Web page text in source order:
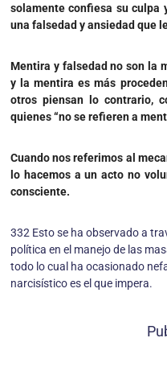
solamente confiesa su culpa
una falsedad y ansiedad que
Mentira y falsedad no son la
y la mentira es más
otros piensan lo contrario,
quienes “no se refieren a
Cuando nos referimos al
lo hacemos a un acto no
consciente.
332 Esto se ha observado a
política en el manejo de las
todo lo cual ha ocasionado
narcisístico es el que impera.